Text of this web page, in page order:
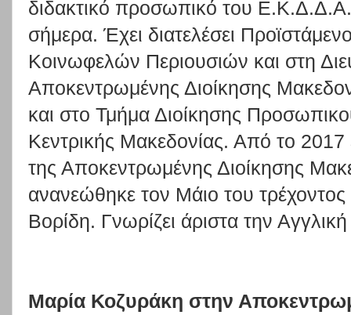
διδακτικό προσωπικό του
σήμερα. Έχει διατελέσει
Κοινωφελών Περιουσιών και στη
Αποκεντρωμένης Διοίκησης
και στο Τμήμα Διοίκησης
Κεντρικής Μακεδονίας. Από το 2017
της Αποκεντρωμένης Διοίκησης
ανανεώθηκε τον Μάιο του
Βορίδη. Γνωρίζει άριστα την
Μαρία Κοζυράκη στην